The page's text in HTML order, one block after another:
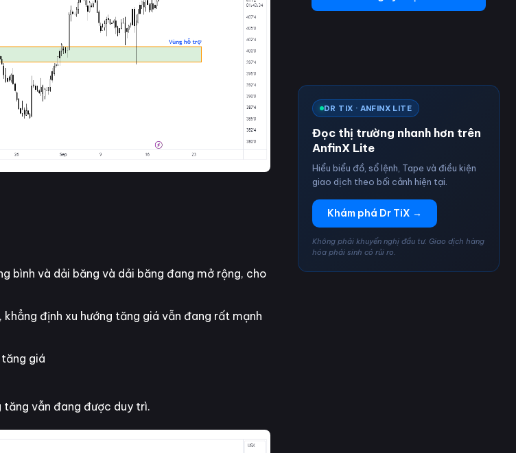
bình và dải băng và dải băng đang mở rộng, cho
định xu hướng tăng giá vẫn đang rất mạnh
giá
vẫn đang được duy trì.
DR TIX · ANFINX LITE
Đọc thị trường nhanh hơn trên
AnfinX Lite
Hiểu biểu đồ, sổ lệnh, Tape và điều kiện
giao dịch theo bối cảnh hiện tại.
Khám phá Dr TiX →
Không phải khuyến nghị đầu tư. Giao dịch hàng
hóa phái sinh có rủi ro.